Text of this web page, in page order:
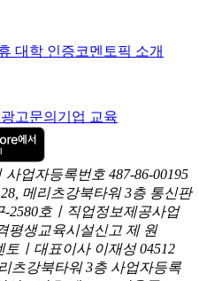
대학 인증코멘토픽 소개
광고문의 기업 교육
업자등록번호 487-86-00195
메리츠강북타워 3층 통신판
2580호ㅣ직업정보제공사업
평생교육시설신고 제 원
토ㅣ대표이사 이재성 04512
츠강북타워 3층 사업자등록